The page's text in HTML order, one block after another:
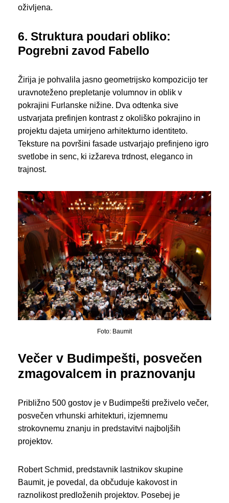
oživljena.
6. Struktura poudari obliko:
Pogrebni zavod Fabello
Žirija je pohvalila jasno geometrijsko kompozicijo ter
uravnoteženo prepletanje volumnov in oblik v
pokrajini Furlanske nižine. Dva odtenka sive
ustvarjata prefinjen kontrast z okoliško pokrajino in
projektu dajeta umirjeno arhitekturno identiteto.
Teksture na površini fasade ustvarjajo prefinjeno igro
svetlobe in senc, ki izžareva trdnost, eleganco in
trajnost.
Foto: Baumit
Večer v Budimpešti, posvečen
zmagovalcem in praznovanju
Približno 500 gostov je v Budimpešti preživelo večer,
posvečen vrhunski arhitekturi, izjemnemu
strokovnemu znanju in predstavitvi najboljših
projektov.
Robert Schmid, predstavnik lastnikov skupine
Baumit, je povedal, da občuduje kakovost in
raznolikost predloženih projektov. Posebej je